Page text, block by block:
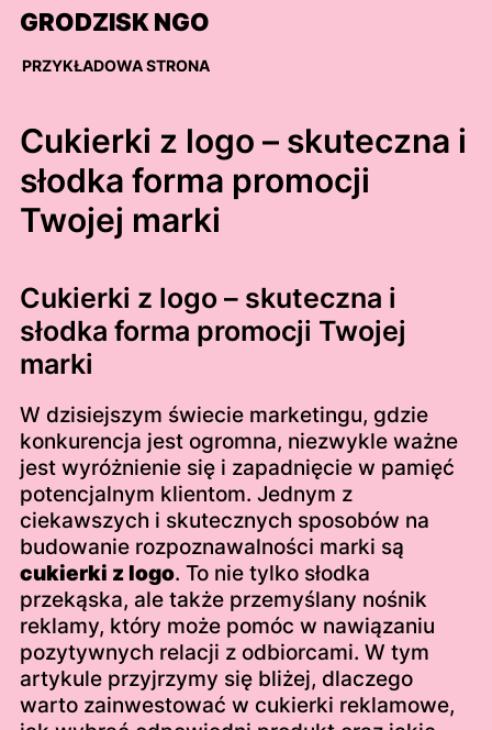
Skip
content
GRODZISK NGO
PRZYKŁADOWA STRONA
Cukierki z logo – skuteczna i
słodka forma promocji
Twojej marki
Cukierki z logo – skuteczna i
słodka forma promocji Twojej
marki
W dzisiejszym świecie marketingu, gdzie
konkurencja jest ogromna, niezwykle ważne
jest wyróżnienie się i zapadnięcie w pamięć
potencjalnym klientom. Jednym z
ciekawszych i skutecznych sposobów na
budowanie rozpoznawalności marki są
cukierki z logo. To nie tylko słodka
przekąska, ale także przemyślany nośnik
reklamy, który może pomóc w nawiązaniu
pozytywnych relacji z odbiorcami. W tym
artykule przyjrzymy się bliżej, dlaczego
warto zainwestować w cukierki reklamowe,